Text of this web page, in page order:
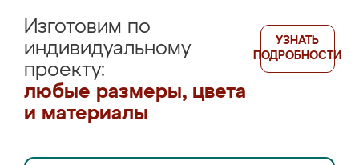
Изготовим по
индивидуальному
проекту:
любые размеры, цвета
и материалы
УЗНАТЬ
ПОДРОБНОСТИ